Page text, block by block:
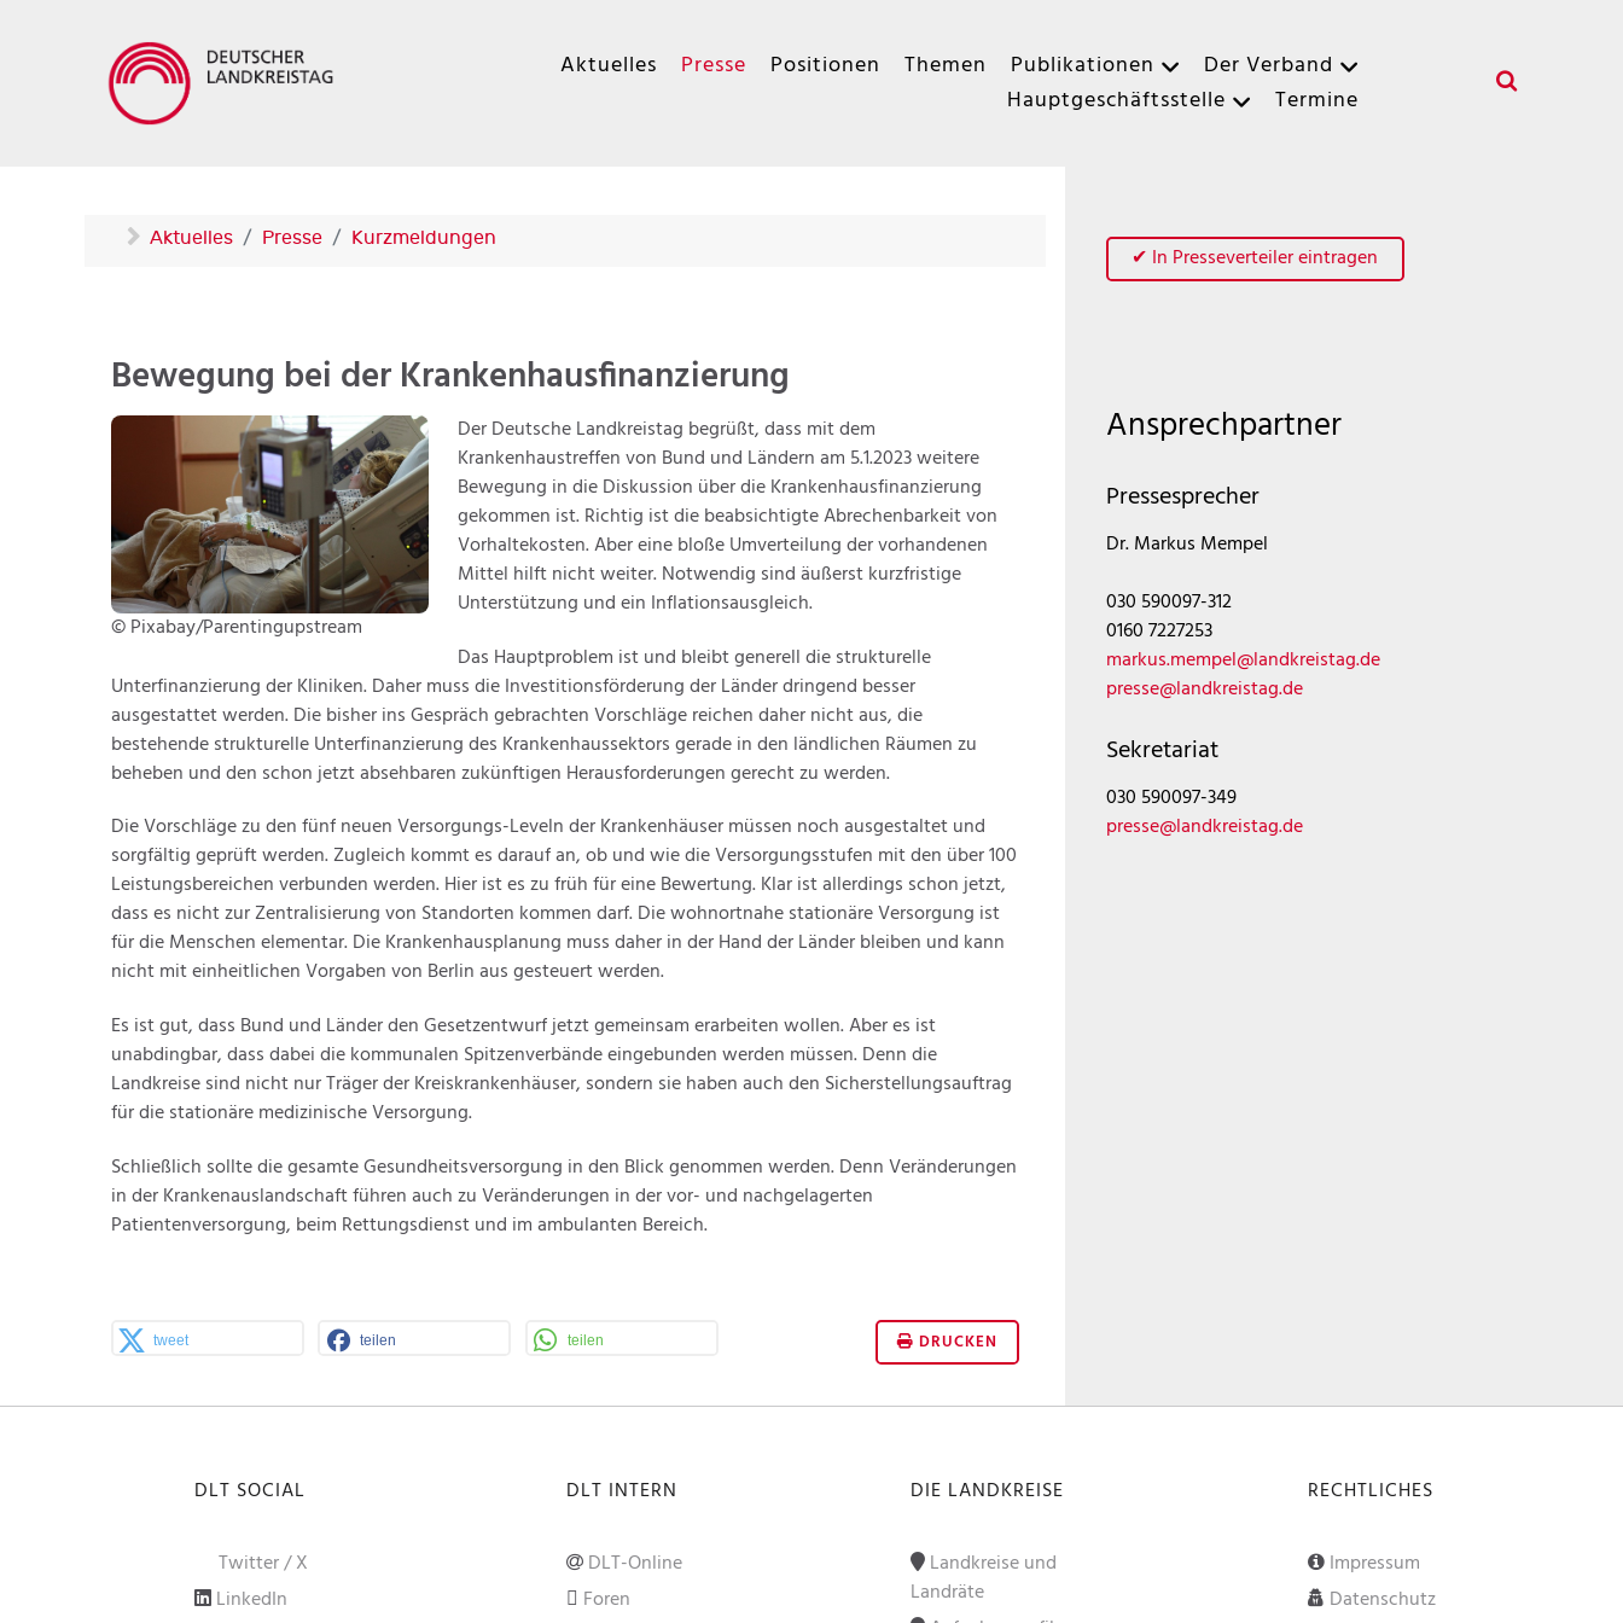
Aktuelles Presse Positionen Themen Publikationen
Der Verband
Hauptgeschäftsstelle
Termine
Aktuelles Presse Kurzmeldungen
Bewegung bei der Krankenhausfinanzierung
© Pixabay/Parentingupstream
Der Deutsche Landkreistag begrüßt, dass mit dem
Krankenhaustreffen von Bund und Ländern am 5.1.2023 weitere
Bewegung in die Diskussion über die Krankenhausfinanzierung
gekommen ist. Richtig ist die beabsichtigte Abrechenbarkeit von
Vorhaltekosten. Aber eine bloße Umverteilung der vorhandenen
Mittel hilft nicht weiter. Notwendig sind äußerst kurzfristige
Unterstützung und ein Inflationsausgleich.
Das Hauptproblem ist und bleibt generell die strukturelle
Unterfinanzierung der Kliniken. Daher muss die Investitionsförderung der Länder dringend besser
ausgestattet werden. Die bisher ins Gespräch gebrachten Vorschläge reichen daher nicht aus, die
bestehende strukturelle Unterfinanzierung des Krankenhaussektors gerade in den ländlichen Räumen zu
beheben und den schon jetzt absehbaren zukünftigen Herausforderungen gerecht zu werden.
Die Vorschläge zu den fünf neuen Versorgungs-Leveln der Krankenhäuser müssen noch ausgestaltet und
sorgfältig geprüft werden. Zugleich kommt es darauf an, ob und wie die Versorgungsstufen mit den über 100
Leistungsbereichen verbunden werden. Hier ist es zu früh für eine Bewertung. Klar ist allerdings schon jetzt,
dass es nicht zur Zentralisierung von Standorten kommen darf. Die wohnortnahe stationäre Versorgung ist
für die Menschen elementar. Die Krankenhausplanung muss daher in der Hand der Länder bleiben und kann
nicht mit einheitlichen Vorgaben von Berlin aus gesteuert werden.
Es ist gut, dass Bund und Länder den Gesetzentwurf jetzt gemeinsam erarbeiten wollen. Aber es ist
unabdingbar, dass dabei die kommunalen Spitzenverbände eingebunden werden müssen. Denn die
Landkreise sind nicht nur Träger der Kreiskrankenhäuser, sondern sie haben auch den Sicherstellungsauftrag
für die stationäre medizinische Versorgung.
Schließlich sollte die gesamte Gesundheitsversorgung in den Blick genommen werden. Denn Veränderungen
in der Krankenauslandschaft führen auch zu Veränderungen in der vor- und nachgelagerten
Patientenversorgung, beim Rettungsdienst und im ambulanten Bereich.
DRUCKEN
tweet teilen teilen
✔ In Presseverteiler eintragen
Ansprechpartner
Pressesprecher
Dr. Markus Mempel
030 590097-312
0160 7227253
markus.mempel@landkreistag.de
presse@landkreistag.de
Sekretariat
030 590097-349
presse@landkreistag.de
DLT SOCIAL
Twitter / X
LinkedIn
DLT INTERN
DLT-Online
Foren
DIE LANDKREISE
Landkreise und
Landräte
RECHTLICHES
Impressum
Datenschutz